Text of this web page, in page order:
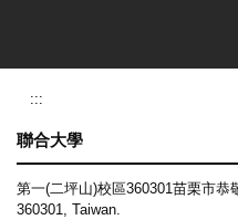
:::
聯合大學
第一(二坪山)校區360301苗栗市
360301, Taiwan.